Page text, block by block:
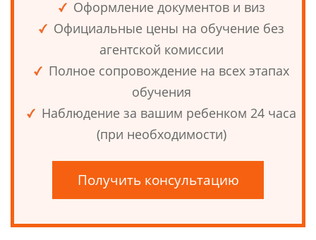
Оформление документов и виз
Официальные цены на обучение без
агентской комиссии
Полное сопровождение на всех этапах
обучения
Наблюдение за вашим ребенком 24 часа
(при необходимости)
Получить консультацию